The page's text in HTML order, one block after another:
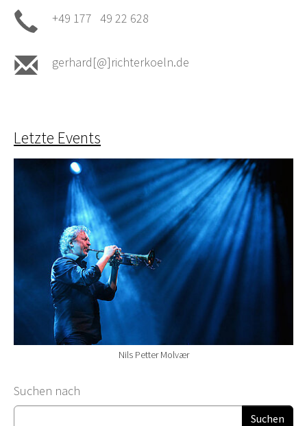
+49 177 49 22 628
gerhard[@]richterkoeln.de
Letzte Events
Nils Petter Molvær
Suchformular
Suchen nach